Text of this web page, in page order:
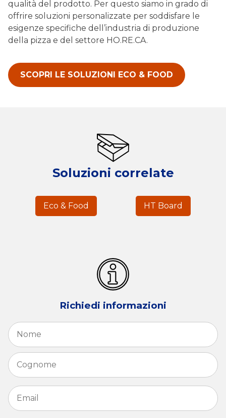
qualità del prodotto. Per questo siamo in grado di
offrire soluzioni personalizzate per soddisfare le
esigenze specifiche dell’industria di produzione
della pizza e del settore HO.RE.CA.
SCOPRI LE SOLUZIONI ECO & FOOD
Soluzioni correlate
Eco & Food HT Board
Richiedi informazioni
Nome *
Email